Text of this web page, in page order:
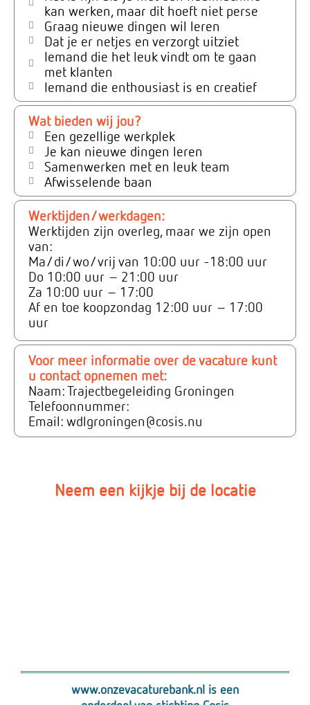
kan werken, maar dit hoeft niet perse
Graag nieuwe dingen wil leren
Dat je er netjes en verzorgt uitziet
Iemand die het leuk vindt om te gaan
met klanten
Iemand die enthousiast is en creatief
Wat bieden wij jou?
Een gezellige werkplek
Je kan nieuwe dingen leren
Samenwerken met en leuk team
Afwisselende baan
Werktijden/werkdagen:
Werktijden zijn overleg, maar we zijn open
van:
Ma/di/wo/vrij van 10:00 uur -18:00 uur
Do 10:00 uur – 21:00 uur
Za 10:00 uur – 17:00
Af en toe koopzondag 12:00 uur – 17:00
uur
Voor meer informatie over de vacature kunt
u contact opnemen met:
Naam: Trajectbegeleiding Groningen
Telefoonnummer:
Email: wdlgroningen@cosis.nu
Neem een kijkje bij de locatie
www.onzevacaturebank.nl is een